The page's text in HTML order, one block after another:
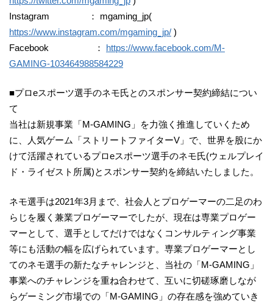
Instagram ： mgaming_jp(
https://www.instagram.com/mgaming_jp/ )
Facebook ： https://www.facebook.com/M-
GAMING-103464988584229
■プロeスポーツ選手のネモ氏とのスポンサー契約締結につい
て
当社は新規事業「M-GAMING」を力強く推進していくため
に、人気ゲーム「ストリートファイターV」で、世界を股にか
けて活躍されているプロeスポーツ選手のネモ氏(ウェルプレイ
ド・ライゼスト所属)とスポンサー契約を締結いたしました。
ネモ選手は2021年3月まで、社会人とプロゲーマーの二足のわ
らじを履く兼業プロゲーマーでしたが、現在は専業プロゲー
マーとして、選手としてだけではなくコンサルティング事業
等にも活動の幅を広げられています。専業プロゲーマーとし
てのネモ選手の新たなチャレンジと、当社の「M-GAMING」
事業へのチャレンジを重ね合わせて、互いに切磋琢磨しなが
らゲーミング市場での「M-GAMING」の存在感を強めていき